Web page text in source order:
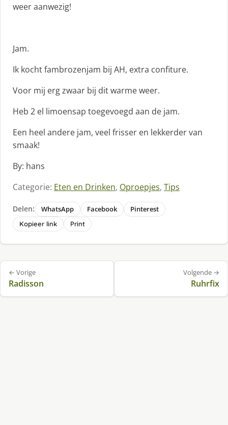
weer aanwezig!
Jam.
Ik kocht fambrozenjam bij AH, extra confiture.
Voor mij erg zwaar bij dit warme weer.
Heb 2 el limoensap toegevoegd aan de jam.
Een heel andere jam, veel frisser en lekkerder van
smaak!
By: hans
Categorie: Eten en Drinken, Oproepjes, Tips
Delen: WhatsApp Facebook Pinterest
Kopieer link Print
Bericht
navigatie
← Vorige
Radisson
Volgende →
Ruhrfix